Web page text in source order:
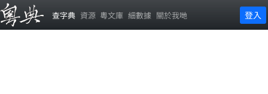
查字典 資源 粵文庫 細數據 關於我哋 登入